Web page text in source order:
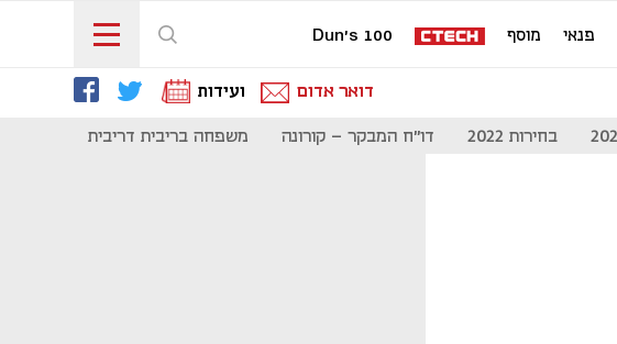
פנאי מוסף Dun's 100
דואר אדום ועידות
בחירות 2022 דו"ח המבקר - קורונה משפחה בריבית דריבית